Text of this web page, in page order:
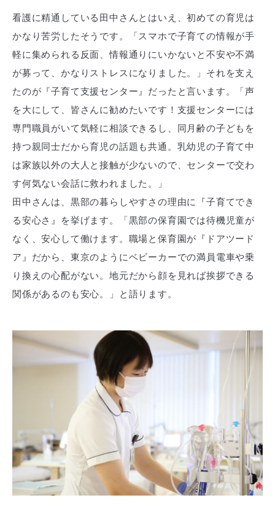
看護に精通している田中さんとはいえ、初めての育児は
かなり苦労したそうです。「スマホで子育ての情報が手
軽に集められる反面、情報通りにいかないと不安や不満
が募って、かなりストレスになりました。」それを支え
たのが『子育て支援センター』だったと言います。「声
を大にして、皆さんに勧めたいです！支援センターには
専門職員がいて気軽に相談できるし、同月齢の子どもを
持つ親同士だから育児の話題も共通。乳幼児の子育て中
は家族以外の大人と接触が少ないので、センターで交わ
す何気ない会話に救われました。」
田中さんは、黒部の暮らしやすさの理由に『子育てでき
る安心さ』を挙げます。「黒部の保育園では待機児童が
なく、安心して働けます。職場と保育園が『ドアツード
ア』だから、東京のようにベビーカーでの満員電車や乗
り換えの心配がない。地元だから顔を見れば挨拶できる
関係があるのも安心。」と語ります。